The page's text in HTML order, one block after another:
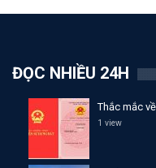
ĐỌC NHIỀU 24H
Thắc mắc
1 view